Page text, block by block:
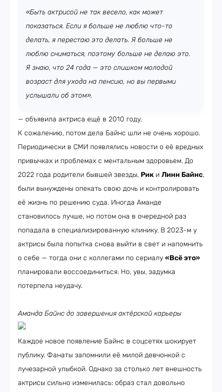
«Быть актрисой не так весело, как может
показаться. Если я больше не люблю что-то
делать, я перестаю это делать. Я больше не
люблю сниматься, поэтому больше не делаю это.
Я знаю, что 24 года — это слишком молодой
возраст для ухода на пенсию, но вы первыми
услышали об этом»,
— объявила актриса ещё в 2010 году.
К сожалению, потом дела Байнс шли не очень хорошо.
Периодически в СМИ появлялись новости о её вредных
привычках и проблемах с ментальным здоровьем. До
2022 года родители бывшей звезды, Рик и Линн Байнс,
были вынуждены опекать свою дочь и контролировать
её жизнь по решению суда. Иногда Аманде
становилось лучше, но потом она в очередной раз
попадала в специализированную клинику. В 2023-м у
актрисы была попытка снова выйти в свет и напомнить
о себе — тогда они с коллегами по сериалу «Всё это»
планировали воссоединиться. Но, увы, задумка
потерпела неудачу.
Аманда Байнс до завершения актёрской карьеры
Каждое новое появление Байнс в соцсетях шокирует
публику. Фанаты запомнили её милой девчонкой с
лучезарной улыбкой. Однако за столько лет внешность
актрисы сильно изменилась: образ стал довольно